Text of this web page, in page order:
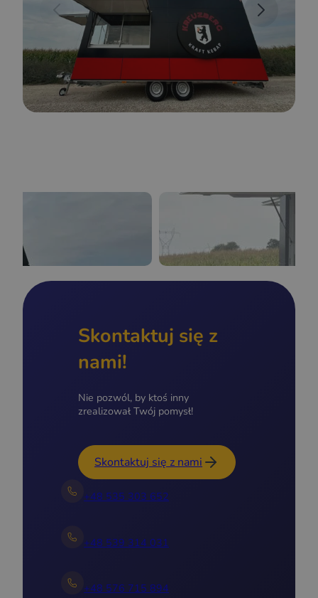
Skontaktuj się z
nami!
Nie pozwól, by ktoś inny
zrealizował Twój pomysł!
Skontaktuj się z nami
+48 535 303 652
+48 539 314 031
+48 576 715 894